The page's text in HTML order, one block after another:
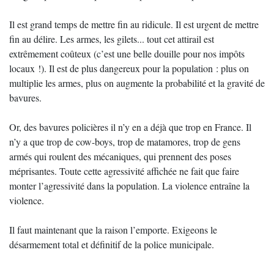
Il est grand temps de mettre fin au ridicule. Il est urgent de mettre
fin au délire. Les armes, les gilets... tout cet attirail est
extrêmement coûteux (c’est une belle douille pour nos impôts
locaux !). Il est de plus dangereux pour la population : plus on
multiplie les armes, plus on augmente la probabilité et la gravité de
bavures.
Or, des bavures policières il n’y en a déjà que trop en France. Il
n’y a que trop de cow-boys, trop de matamores, trop de gens
armés qui roulent des mécaniques, qui prennent des poses
méprisantes. Toute cette agressivité affichée ne fait que faire
monter l’agressivité dans la population. La violence entraîne la
violence.
Il faut maintenant que la raison l’emporte. Exigeons le
désarmement total et définitif de la police municipale.